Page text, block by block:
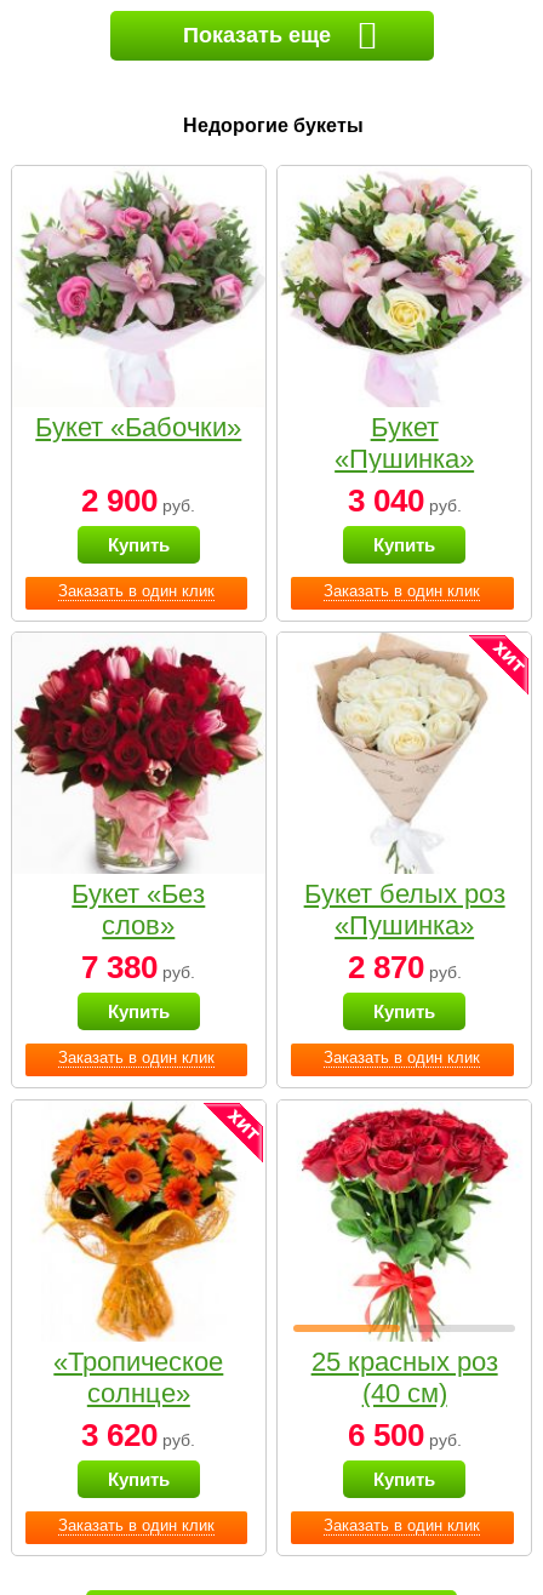
Показать еще
Недорогие букеты
Заказать в один клик
Букет «Бабочки»
2 900 руб.
Купить
Заказать в один клик
Букет
«Пушинка»
3 040руб.
Купить
Заказать в один клик
Букет «Без
слов»
7 380 руб.
Купить
Заказать в один клик
Букет белых роз
«Пушинка»
2 870руб.
Купить
Заказать в один клик
«Тропическое
солнце»
3 620 руб.
Купить
Заказать в один клик
25 красных роз
(40 см)
6 500руб.
Купить